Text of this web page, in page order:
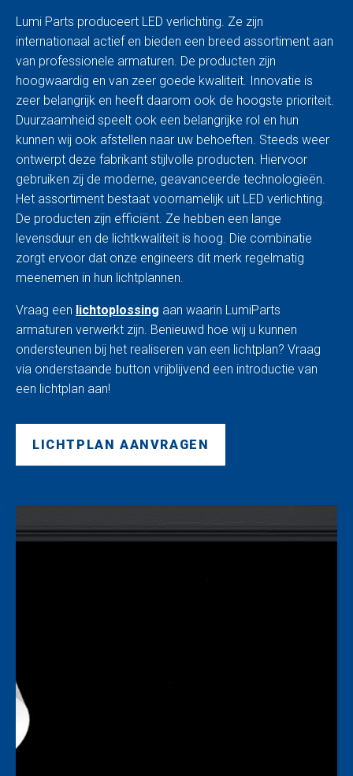
Lumi Parts produceert LED verlichting. Ze zijn
internationaal actief en bieden een breed assortiment aan
van professionele armaturen. De producten zijn
hoogwaardig en van zeer goede kwaliteit. Innovatie is
zeer belangrijk en heeft daarom ook de hoogste prioriteit.
Duurzaamheid speelt ook een belangrijke rol en hun
kunnen wij ook afstellen naar uw behoeften. Steeds weer
ontwerpt deze fabrikant stijlvolle producten. Hiervoor
gebruiken zij de moderne, geavanceerde technologieën.
Het assortiment bestaat voornamelijk uit LED verlichting.
De producten zijn efficiënt. Ze hebben een lange
levensduur en de lichtkwaliteit is hoog. Die combinatie
zorgt ervoor dat onze engineers dit merk regelmatig
meenemen in hun lichtplannen.
Vraag een lichtoplossing aan waarin LumiParts
armaturen verwerkt zijn. Benieuwd hoe wij u kunnen
ondersteunen bij het realiseren van een lichtplan? Vraag
via onderstaande button vrijblijvend een introductie van
een lichtplan aan!
LICHTPLAN AANVRAGEN